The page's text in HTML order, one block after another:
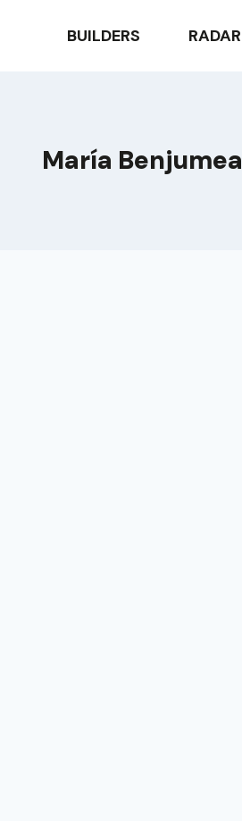
BUILDERS RADAR
María Benjumea